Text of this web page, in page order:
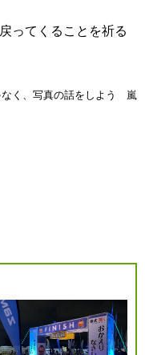
ってくることを祈る
く、写真の話をしよう 嵐